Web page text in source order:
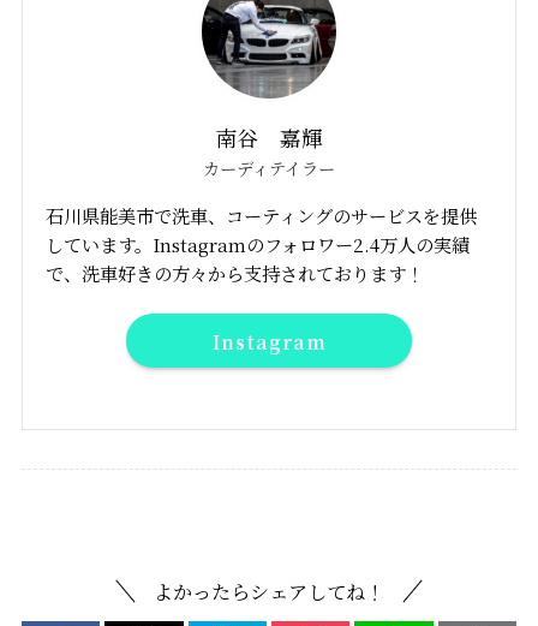
南谷 嘉輝
カーディテイラー
石川県能美市で洗車、コーティングのサービスを提供
しています。Instagramのフォロワー2.4万人の実績
で、洗車好きの方々から支持されております！
Instagram
よかったらシェアしてね！